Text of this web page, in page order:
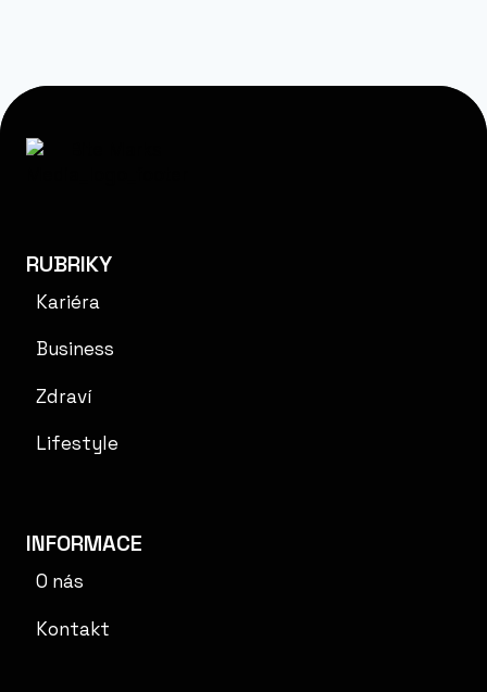
RUBRIKY
Kariéra
Business
Zdraví
Lifestyle
INFORMACE
O nás
Kontakt